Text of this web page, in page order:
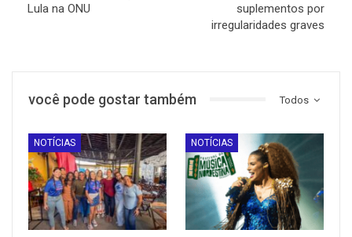
Lula na ONU
suplementos por
irregularidades graves
Todos
você pode gostar também
NOTÍCIAS NOTÍCIAS